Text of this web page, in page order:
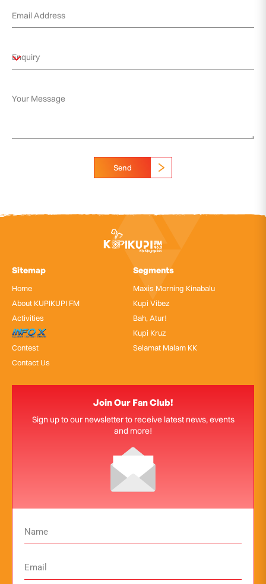
Send
Sitemap
Home
About KUPIKUPI FM
Activities
InfoX
Contest
Contact Us
Segments
Maxis Morning Kinabalu
Kupi Vibez
Bah, Atur!
Kupi Kruz
Selamat Malam KK
Join Our Fan Club!
Sign up to our newsletter to receive latest news, events
and more!